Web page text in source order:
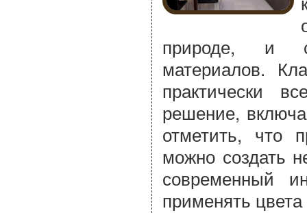
природе, и
материалов.
практически
решение,
отметить, что
можно создать
современный
применять